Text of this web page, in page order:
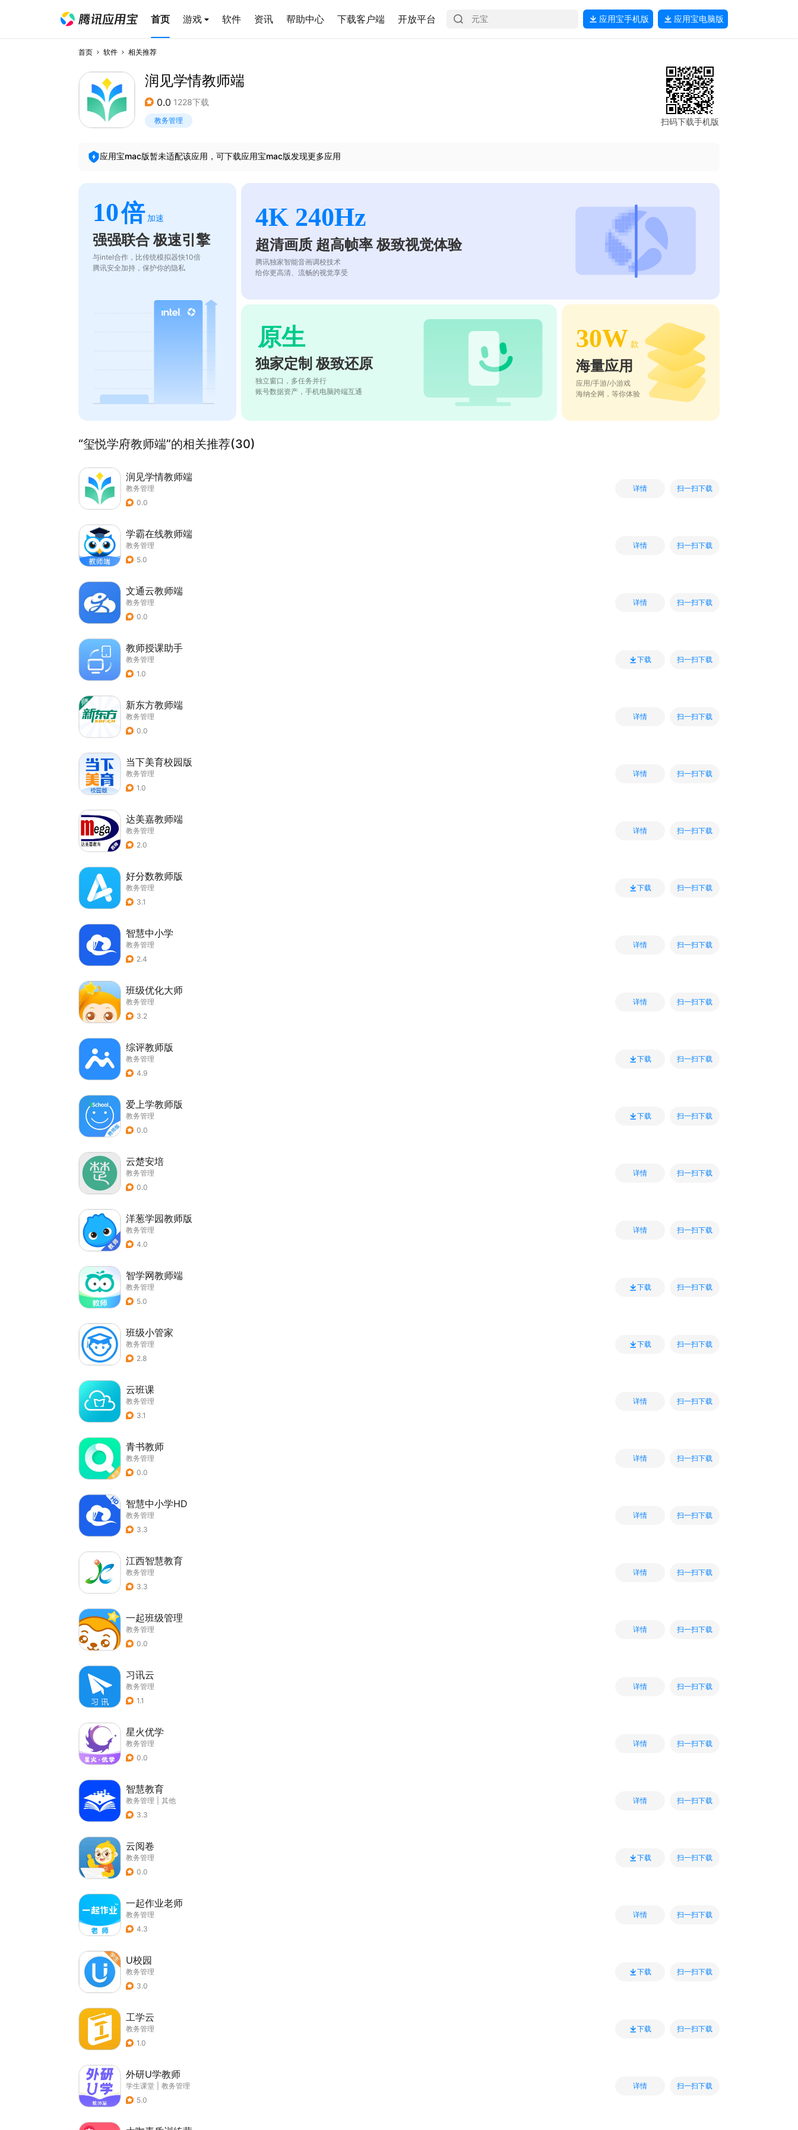
首页 游戏 软件 资讯 帮助中心 下载客户端 开放平台 应用宝手机版 应用宝电脑版
首页 软件 相关推荐
润见学情教师端
0.0 1228下载
教务管理 扫码下载手机版
应用宝mac版暂未适配该应用，可下载应用宝mac版发现更多应用
10倍 加速
强强联合 极速引擎
与intel合作，比传统模拟器快10倍
腾讯安全加持，保护你的隐私
4K 240Hz
超清画质 超高帧率 极致视觉体验
腾讯独家智能音画调校技术
给你更高清、流畅的视觉享受
原生
独家定制 极致还原
独立窗口，多任务并行
账号数据资产，手机电脑跨端互通
30W 款
海量应用
应用/手游/小游戏
海纳全网，等你体验
“玺悦学府教师端”的相关推荐(30)
润见学情教师端
教务管理
0.0
详情 扫一扫下载
学霸在线教师端
教务管理
5.0
详情 扫一扫下载
文通云教师端
教务管理
0.0
详情 扫一扫下载
教师授课助手
教务管理
1.0
下载 扫一扫下载
新东方教师端
教务管理
0.0
详情 扫一扫下载
当下美育校园版
教务管理
1.0
详情 扫一扫下载
达美嘉教师端
教务管理
2.0
详情 扫一扫下载
好分数教师版
教务管理
3.1
下载 扫一扫下载
智慧中小学
教务管理
2.4
详情 扫一扫下载
班级优化大师
教务管理
3.2
详情 扫一扫下载
综评教师版
教务管理
4.9
下载 扫一扫下载
爱上学教师版
教务管理
0.0
下载 扫一扫下载
云楚安培
教务管理
0.0
详情 扫一扫下载
洋葱学园教师版
教务管理
4.0
详情 扫一扫下载
智学网教师端
教务管理
5.0
下载 扫一扫下载
班级小管家
教务管理
2.8
下载 扫一扫下载
云班课
教务管理
3.1
详情 扫一扫下载
青书教师
教务管理
0.0
详情 扫一扫下载
智慧中小学HD
教务管理
3.3
详情 扫一扫下载
江西智慧教育
教务管理
3.3
详情 扫一扫下载
一起班级管理
教务管理
0.0
详情 扫一扫下载
习讯云
教务管理
1.1
详情 扫一扫下载
星火优学
教务管理
0.0
详情 扫一扫下载
智慧教育
教务管理
其他
3.3
详情 扫一扫下载
云阅卷
教务管理
0.0
下载 扫一扫下载
一起作业老师
教务管理
4.3
详情 扫一扫下载
U校园
教务管理
3.0
下载 扫一扫下载
工学云
教务管理
1.0
下载 扫一扫下载
外研U学教师
学生课堂
教务管理
5.0
详情 扫一扫下载